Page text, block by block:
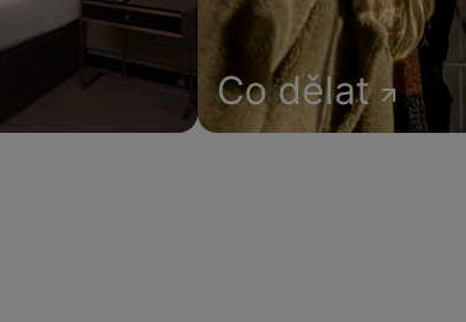
Co dělat